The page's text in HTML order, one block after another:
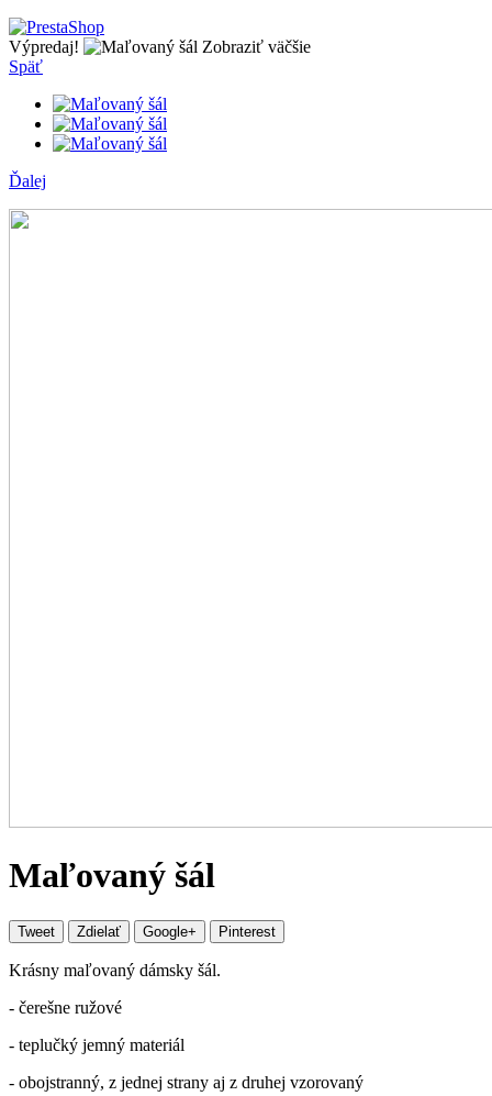
Výpredaj!
Zobraziť väčšie
Späť
Ďalej
Maľovaný šál
Tweet Zdielať Google+ Pinterest
Krásny maľovaný dámsky šál.
- čerešne ružové
- teplučký jemný materiál
- obojstranný, z jednej strany aj z druhej vzorovaný